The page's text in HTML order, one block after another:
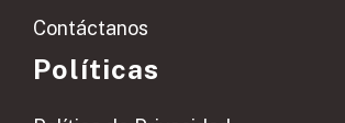
Contáctanos
Políticas